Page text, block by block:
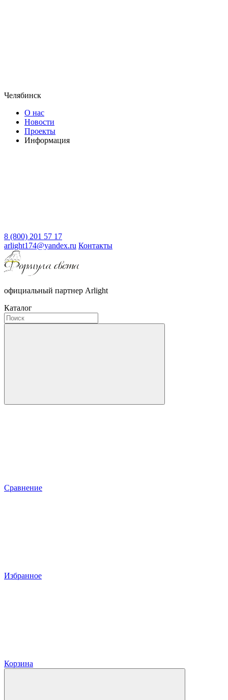
Челябинск
О нас
Новости
Проекты
Информация
8 (800) 201 57 17
arlight174@yandex.ru Контакты
официальный партнер Arlight
Каталог
Сравнение
Избранное
Корзина